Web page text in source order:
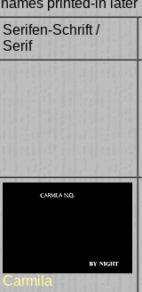
printed-in later
Serifen-Schrift /
Serif
Carmila